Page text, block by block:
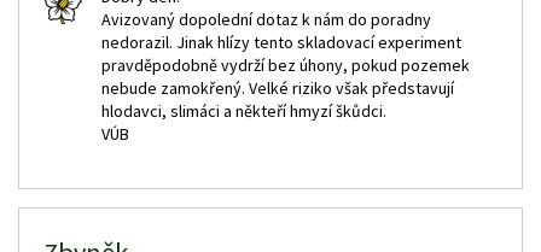
Avizovaný dopolední dotaz k nám do poradny
nedorazil. Jinak hlízy tento skladovací experiment
pravděpodobně vydrží bez úhony, pokud pozemek
nebude zamokřený. Velké riziko však představují
hlodavci, slimáci a někteří hmyzí škůdci.
VÚB